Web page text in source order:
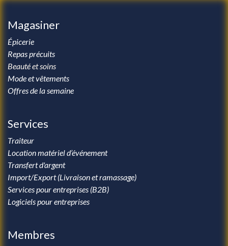
Magasiner
Épicerie
Repas précuits
Beauté et soins
Mode et vêtements
Offres de la semaine
Services
Traiteur
Location matériel d’événement
Transfert d'argent
Import/Export (Livraison et ramassage)
Services pour entreprises (B2B)
Logiciels pour entreprises
Membres